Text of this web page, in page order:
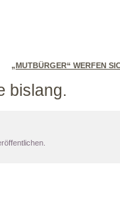
„MUTBÜRGER“ WERFEN
bislang.